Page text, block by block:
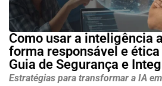
Como usar a inteligência
forma responsável e
Guia de Segurança e
Estratégias para transformar a IA